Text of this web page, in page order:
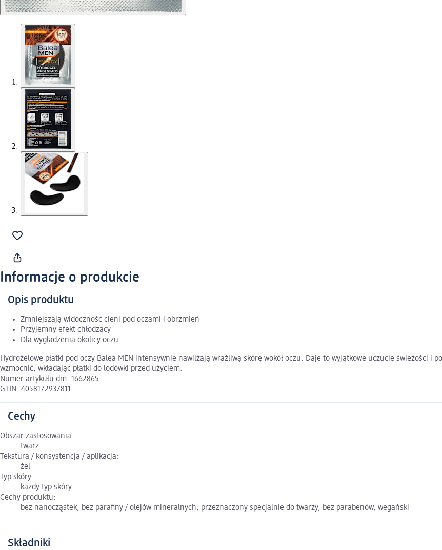
Informacje o produkcie
Opis produktu
Zmniejszają widoczność cieni pod oczami i obrzmień
Przyjemny efekt chłodzący
Dla wygładzenia okolicy oczu
Hydrożelowe płatki pod oczy Balea MEN intensywnie nawilżają wrażliwą skórę wokół oczu. Daje to wyjątkowe uczucie świeżości i
wzmocnić, wkładając płatki do lodówki przed użyciem.
Numer artykułu dm: 1662865
GTIN: 4058172937811
Cechy
Obszar zastosowania:
twarz
Tekstura / konsystencja / aplikacja:
żel
Typ skóry:
każdy typ skóry
Cechy produktu:
bez nanocząstek, bez parafiny / olejów mineralnych, przeznaczony specjalnie do twarzy, bez parabenów, wegański
Składniki